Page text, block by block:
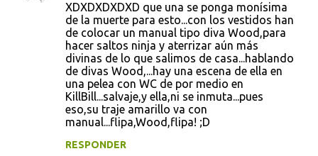
XDXDXDXDXD que una se ponga monísima
de la muerte para esto...con los vestidos han
de colocar un manual tipo diva Wood,para
hacer saltos ninja y aterrizar aún más
divinas de lo que salimos de casa...hablando
de divas Wood,...hay una escena de ella en
una pelea con WC de por medio en
KillBill...salvaje,y ella,ni se inmuta...pues
eso,su traje amarillo va con
manual...flipa,Wood,flipa! ;D
RESPONDER